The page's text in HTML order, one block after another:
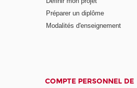
Préparer un diplôme
Modalités d'enseignement
COMPTE PERSONNEL DE